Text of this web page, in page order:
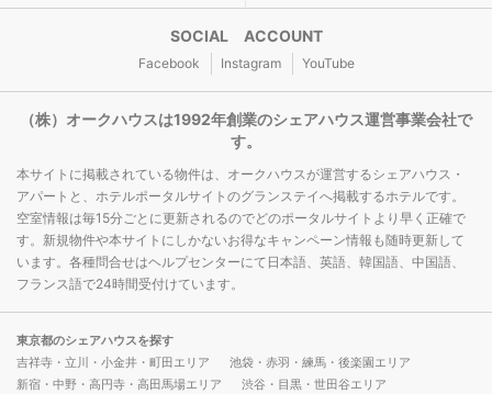
SOCIAL ACCOUNT
Facebook Instagram YouTube
（株）オークハウスは1992年創業のシェアハウス運営事業会社で
す。
本サイトに掲載されている物件は、オークハウスが運営するシェアハウス・
アパートと、ホテルポータルサイトのグランステイへ掲載するホテルです。
空室情報は毎15分ごとに更新されるのでどのポータルサイトより早く正確で
す。新規物件や本サイトにしかないお得なキャンペーン情報も随時更新して
います。各種問合せはヘルプセンターにて日本語、英語、韓国語、中国語、
フランス語で24時間受付けています。
東京都のシェアハウスを探す
吉祥寺・立川・小金井・町田エリア
池袋・赤羽・練馬・後楽園エリア
新宿・中野・高円寺・高田馬場エリア
渋谷・目黒・世田谷エリア